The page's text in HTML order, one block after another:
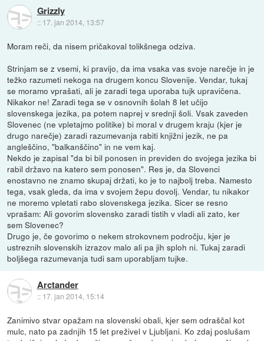
Grizzly
:: 17. jan 2014, 13:57
Moram reči, da nisem pričakoval tolikšnega odziva.
Strinjam se z vsemi, ki pravijo, da ima vsaka vas svoje narečje in je
težko razumeti nekoga na drugem koncu Slovenije. Vendar, tukaj
se moramo vprašati, ali je zaradi tega uporaba tujk upravičena.
Nikakor ne! Zaradi tega se v osnovnih šolah 8 let učijo
slovenskega jezika, pa potem naprej v srednji šoli. Vsak zaveden
Slovenec (ne vpletajmo politike) bi moral v drugem kraju (kjer je
drugo narečje) zaradi razumevanja rabiti knjižni jezik, ne pa
angleščino, "balkanščino" in ne vem kaj.
Nekdo je zapisal "da bi bil ponosen in previden do svojega jezika bi
rabil državo na katero sem ponosen". Res je, da Slovenci
enostavno ne znamo skupaj držati, ko je to najbolj treba. Namesto
tega, vsak gleda, da ima v svojem žepu dovolj. Vendar, tu nikakor
ne moremo vpletati rabo slovenskega jezika. Sicer se resno
vprašam: Ali govorim slovensko zaradi tistih v vladi ali zato, ker
sem Slovenec?
Drugo je, če govorimo o nekem strokovnem področju, kjer je
ustreznih slovenskih izrazov malo ali pa jih sploh ni. Tukaj zaradi
boljšega razumevanja tudi sam uporabljam tujke.
Arctander
:: 17. jan 2014, 15:14
Zanimivo stvar opažam na slovenski obali, kjer sem odraščal kot
mulc, nato pa zadnjih 15 let preživel v Ljubljani. Ko zdaj poslušam